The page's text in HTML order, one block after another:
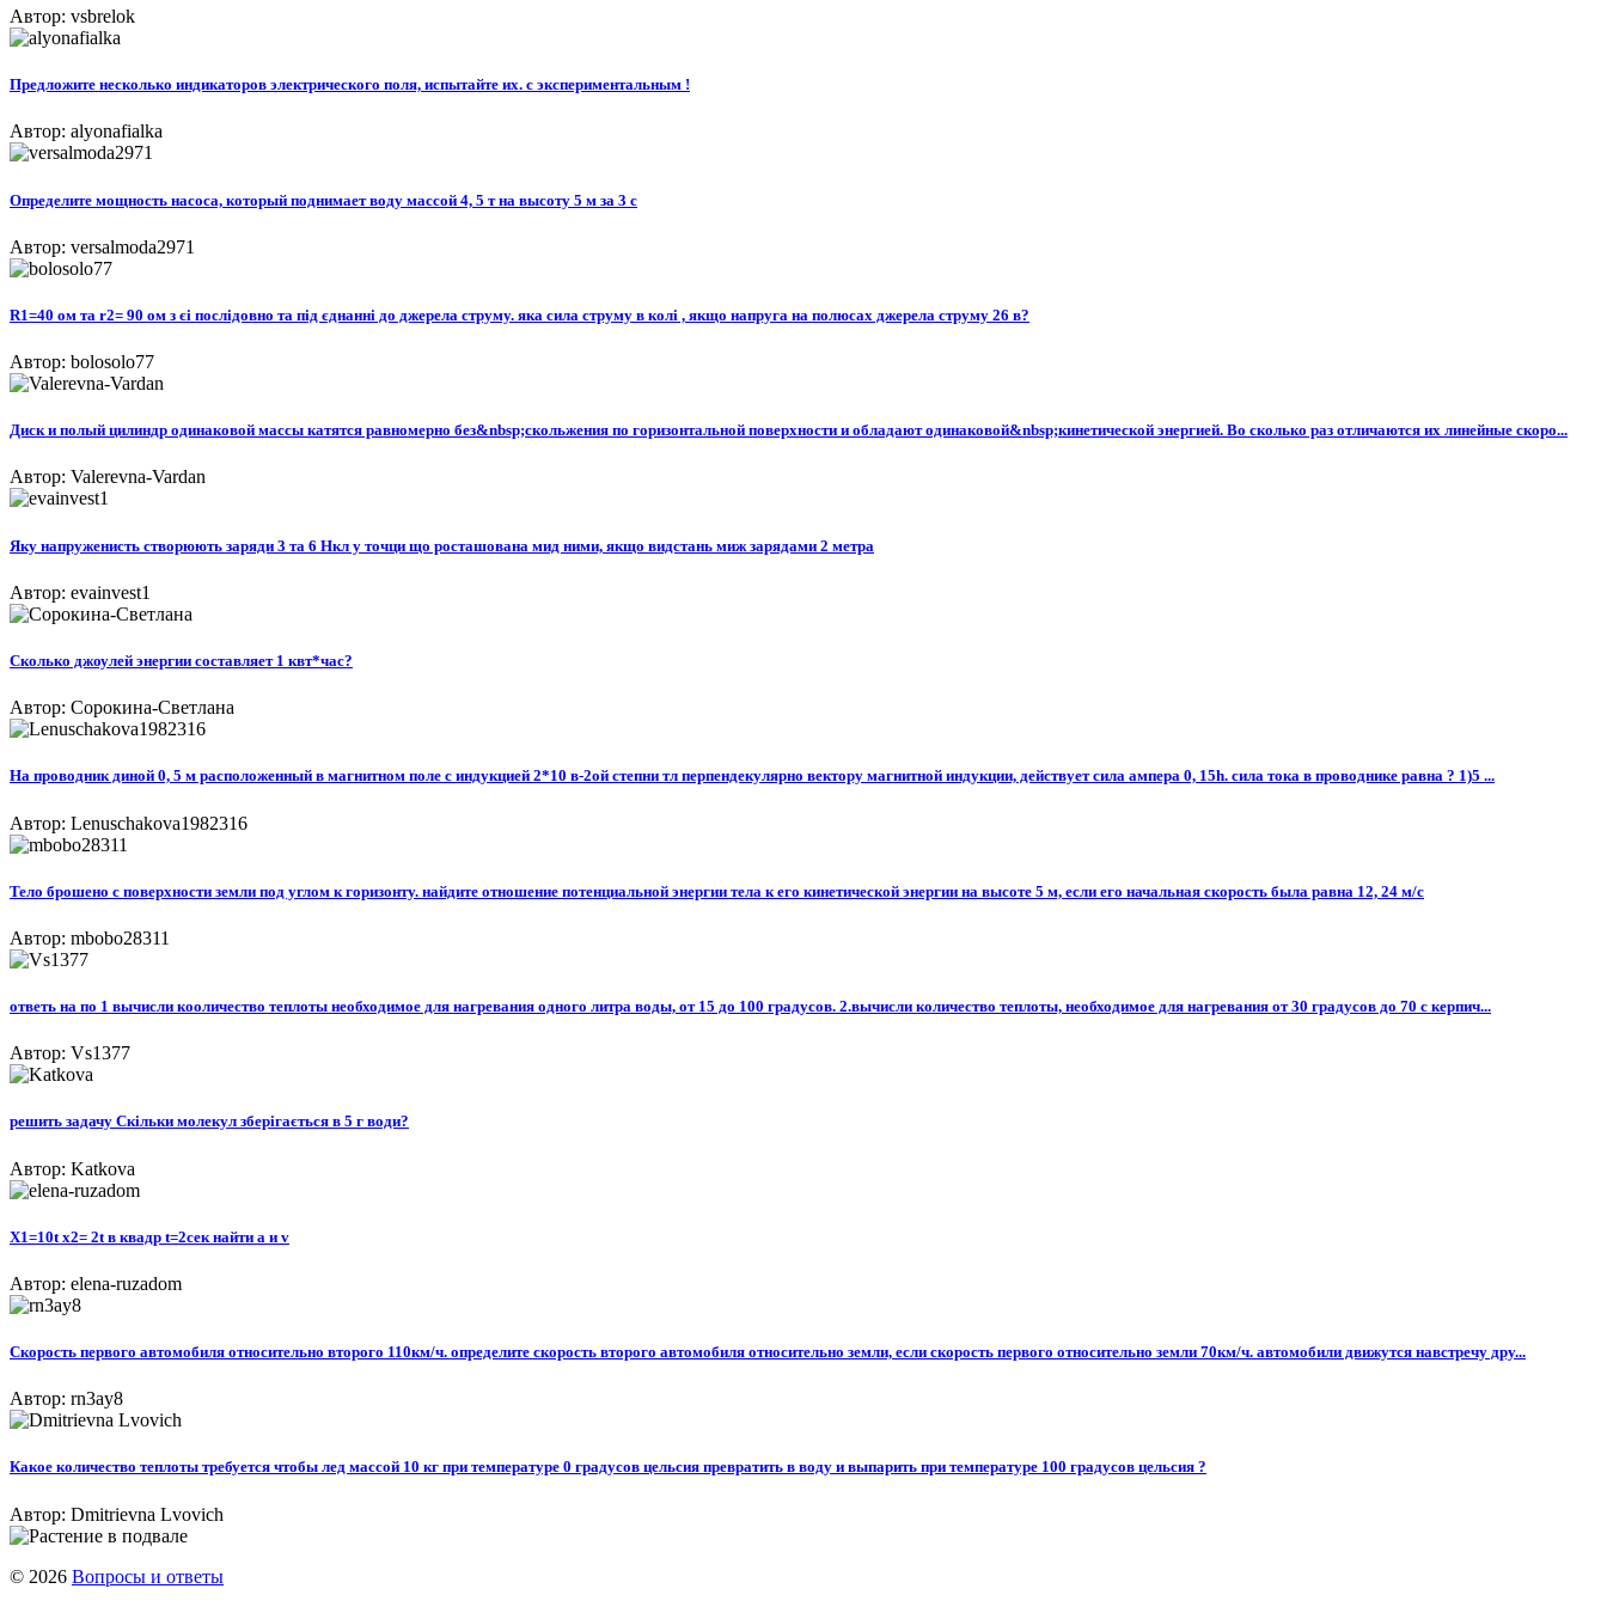
Автор: vsbrelok
Предложите несколько индикаторов электрического поля, испытайте их. с экспериментальным !
Автор: alyonafialka
Определите мощность насоса, который поднимает воду массой 4, 5 т на высоту 5 м за 3 с
Автор: versalmoda2971
R1=40 ом та r2= 90 ом з єі послідовно та під єднанні до джерела струму. яка сила струму в колі , якщо напруга на полюсах джерела струму 26 в?
Автор: bolosolo77
Диск и полый цилиндр одинаковой массы катятся равномерно без&nbsp;скольжения по горизонтальной поверхности и обладают одинаковой&nbsp;кинетической энергией. Во сколько раз отличаются их линейные скоро...
Автор: Valerevna-Vardan
Яку напруженисть створюють заряди 3 та 6 Нкл у точци що росташована мид ними, якщо видстань миж зарядами 2 метра
Автор: evainvest1
Сколько джоулей энергии составляет 1 квт*час?
Автор: Сорокина-Светлана
На проводник диной 0, 5 м расположенный в магнитном поле с индукцией 2*10 в-2ой степни тл перпендекулярно вектору магнитной индукции, действует сила ампера 0, 15h. сила тока в проводнике равна ? 1)5 ...
Автор: Lenuschakova1982316
Тело брошено с поверхности земли под углом к горизонту. найдите отношение потенциальной энергии тела к его кинетической энергии на высоте 5 м, если его начальная скорость была равна 12, 24 м/с
Автор: mbobo28311
ответь на по 1 вычисли кооличество теплоты необходимое для нагревания одного литра воды, от 15 до 100 градусов. 2.вычисли количество теплоты, необходимое для нагревания от 30 градусов до 70 с керпич...
Автор: Vs1377
решить задачу Скільки молекул зберігається в 5 г води?
Автор: Katkova
X1=10t x2= 2t в квадр t=2сек найти a и v
Автор: elena-ruzadom
Скорость первого автомобиля относительно второго 110км/ч. определите скорость второго автомобиля относительно земли, если скорость первого относительно земли 70км/ч. автомобили движутся навстречу дру...
Автор: rn3ay8
Какое количество теплоты требуется чтобы лед массой 10 кг при температуре 0 градусов цельсия превратить в воду и выпарить при температуре 100 градусов цельсия ?
Автор: Dmitrievna Lvovich
© 2026 Вопросы и ответы